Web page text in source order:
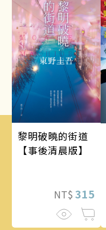
黎明破曉的街道
【事後清晨版】
NT$ 315